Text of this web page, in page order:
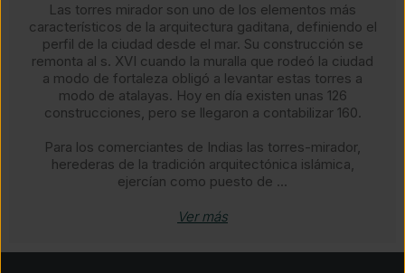
Las torres mirador son uno de los elementos más
característicos de la arquitectura gaditana, definiendo el
perfil de la ciudad desde el mar. Su construcción se
remonta al s. XVI cuando la muralla que rodeó la ciudad
a modo de fortaleza obligó a levantar estas torres a
modo de atalayas. Hoy en día existen unas 126
construcciones, pero se llegaron a contabilizar 160.
​Para los comerciantes de Indias las torres-mirador,
herederas de la tradición arquitectónica islámica,
ejercían como puesto de ...
Ver más